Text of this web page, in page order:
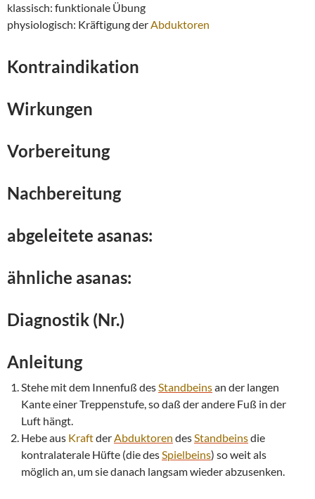
klassisch: funktionale Übung
physiologisch: Kräftigung derAbduktoren
Kontraindikation
Wirkungen
Vorbereitung
Nachbereitung
abgeleitete asanas:
ähnliche asanas:
Diagnostik (Nr.)
Anleitung
Stehe mit dem Innenfuß desStandbeinsan der langen
Kante einer Treppenstufe, so daß der andere Fuß in der
Luft hängt.
Hebe aus KraftderAbduktoren desStandbeinsdie
kontralaterale Hüfte (die desSpielbeins) so weit als
möglich an, um sie danach langsam wieder abzusenken.